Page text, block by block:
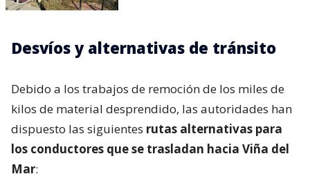
Desvíos y alternativas de tránsito
Debido a los trabajos de remoción de los miles de
kilos de material desprendido, las autoridades han
dispuesto las siguientes rutas alternativas para
los conductores que se trasladan hacia Viña del
Mar: